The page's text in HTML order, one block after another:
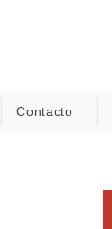
Contacto